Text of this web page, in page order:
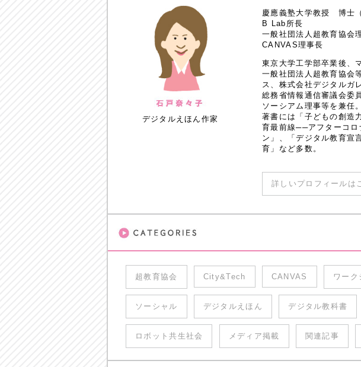
デジタルえほん作家
慶應義塾大学教授 博士
B Lab所長
一般社団法人超教育協会
CANVAS理事長
東京大学工学部卒業後、
一般社団法人超教育協会
ス、株式会社デジタルガ
総務省情報通信審議会委
ソーシアム理事等を兼任
著書には「子どもの創造
育最前線──アフターコロ
ン」、「デジタル教育宣
育」など多数。
詳しいプロフィールは
超教育協会 City&Tech CANVAS ワーク
ソーシャル デジタルえほん デジタル教科書
ロボット共生社会 メディア掲載 関連記事